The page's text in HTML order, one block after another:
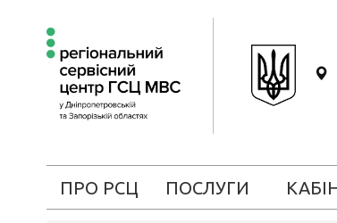
ПРО РСЦ ПОСЛУГИ